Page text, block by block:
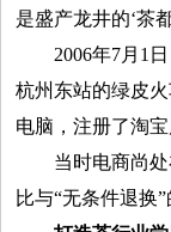
是盛产龙井的‘茶
2006年7月1日
杭州东站的绿皮
电脑，注册了淘
当时电商尚处
比与“无条件退换